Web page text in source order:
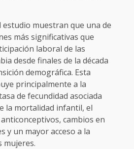
estudio muestran que una de
más significativas que
laboral de las
desde finales de la década
demográfica. Esta
principalmente a la
de fecundidad asociada
la mortalidad infantil, el
cambios en
y un mayor acceso a la
mujeres.